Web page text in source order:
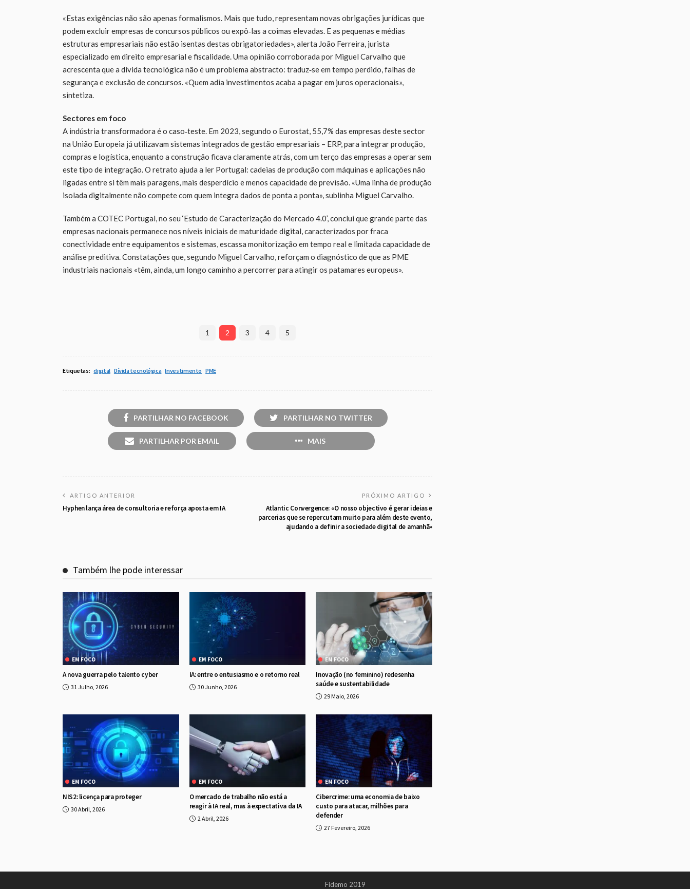
«Estas exigências não são apenas formalismos. Mais que tudo, representam novas obrigações jurídicas que
podem excluir empresas de concursos públicos ou expô‑las a coimas elevadas. E as pequenas e médias
estruturas empresariais não estão isentas destas obrigatoriedades», alerta João Ferreira, jurista
especializado em direito empresarial e fiscalidade. Uma opinião corroborada por Miguel Carvalho que
acrescenta que a dívida tecnológica não é um problema abstracto: traduz‑se em tempo perdido, falhas de
segurança e exclusão de concursos. «Quem adia investimentos acaba a pagar em juros operacionais»,
sintetiza.
Sectores em foco
A indústria transformadora é o caso‑teste. Em 2023, segundo o Eurostat, 55,7% das empresas deste sector
na União Europeia já utilizavam sistemas integrados de gestão empresariais – ERP, para integrar produção,
compras e logística, enquanto a construção ficava claramente atrás, com um terço das empresas a operar sem
este tipo de integração. O retrato ajuda a ler Portugal: cadeias de produção com máquinas e aplicações não
ligadas entre si têm mais paragens, mais desperdício e menos capacidade de previsão. «Uma linha de produção
isolada digitalmente não compete com quem integra dados de ponta a ponta», sublinha Miguel Carvalho.
Também a COTEC Portugal, no seu ‘Estudo de Caracterização do Mercado 4.0’, conclui que grande parte das
empresas nacionais permanece nos níveis iniciais de maturidade digital, caracterizados por fraca
conectividade entre equipamentos e sistemas, escassa monitorização em tempo real e limitada capacidade de
análise preditiva. Constatações que, segundo Miguel Carvalho, reforçam o diagnóstico de que as PME
industriais nacionais «têm, ainda, um longo caminho a percorrer para atingir os patamares europeus».
1 2 3 4 5
Etiquetas: digital Dívida tecnológica Investimento PME
PARTILHAR NO FACEBOOK PARTILHAR NO TWITTER
PARTILHAR POR EMAIL MAIS
ARTIGO ANTERIOR
Hyphen lança área de consultoria e reforça aposta em IA
PRÓXIMO ARTIGO
Atlantic Convergence: «O nosso objectivo é gerar ideias e
parcerias que se repercutam muito para além deste evento,
ajudando a definir a sociedade digital de amanhã»
Também lhe pode interessar
EM FOCO
A nova guerra pelo talento cyber
31 Julho, 2026
EM FOCO
IA: entre o entusiasmo e o retorno real
30 Junho, 2026
EM FOCO
Inovação (no feminino) redesenha
saúde e sustentabilidade
29 Maio, 2026
EM FOCO
NIS2: licença para proteger
30 Abril, 2026
EM FOCO
O mercado de trabalho não está a
reagir à IA real, mas à expectativa da IA
2 Abril, 2026
EM FOCO
Cibercrime: uma economia de baixo
custo para atacar, milhões para
defender
27 Fevereiro, 2026
Fidemo 2019